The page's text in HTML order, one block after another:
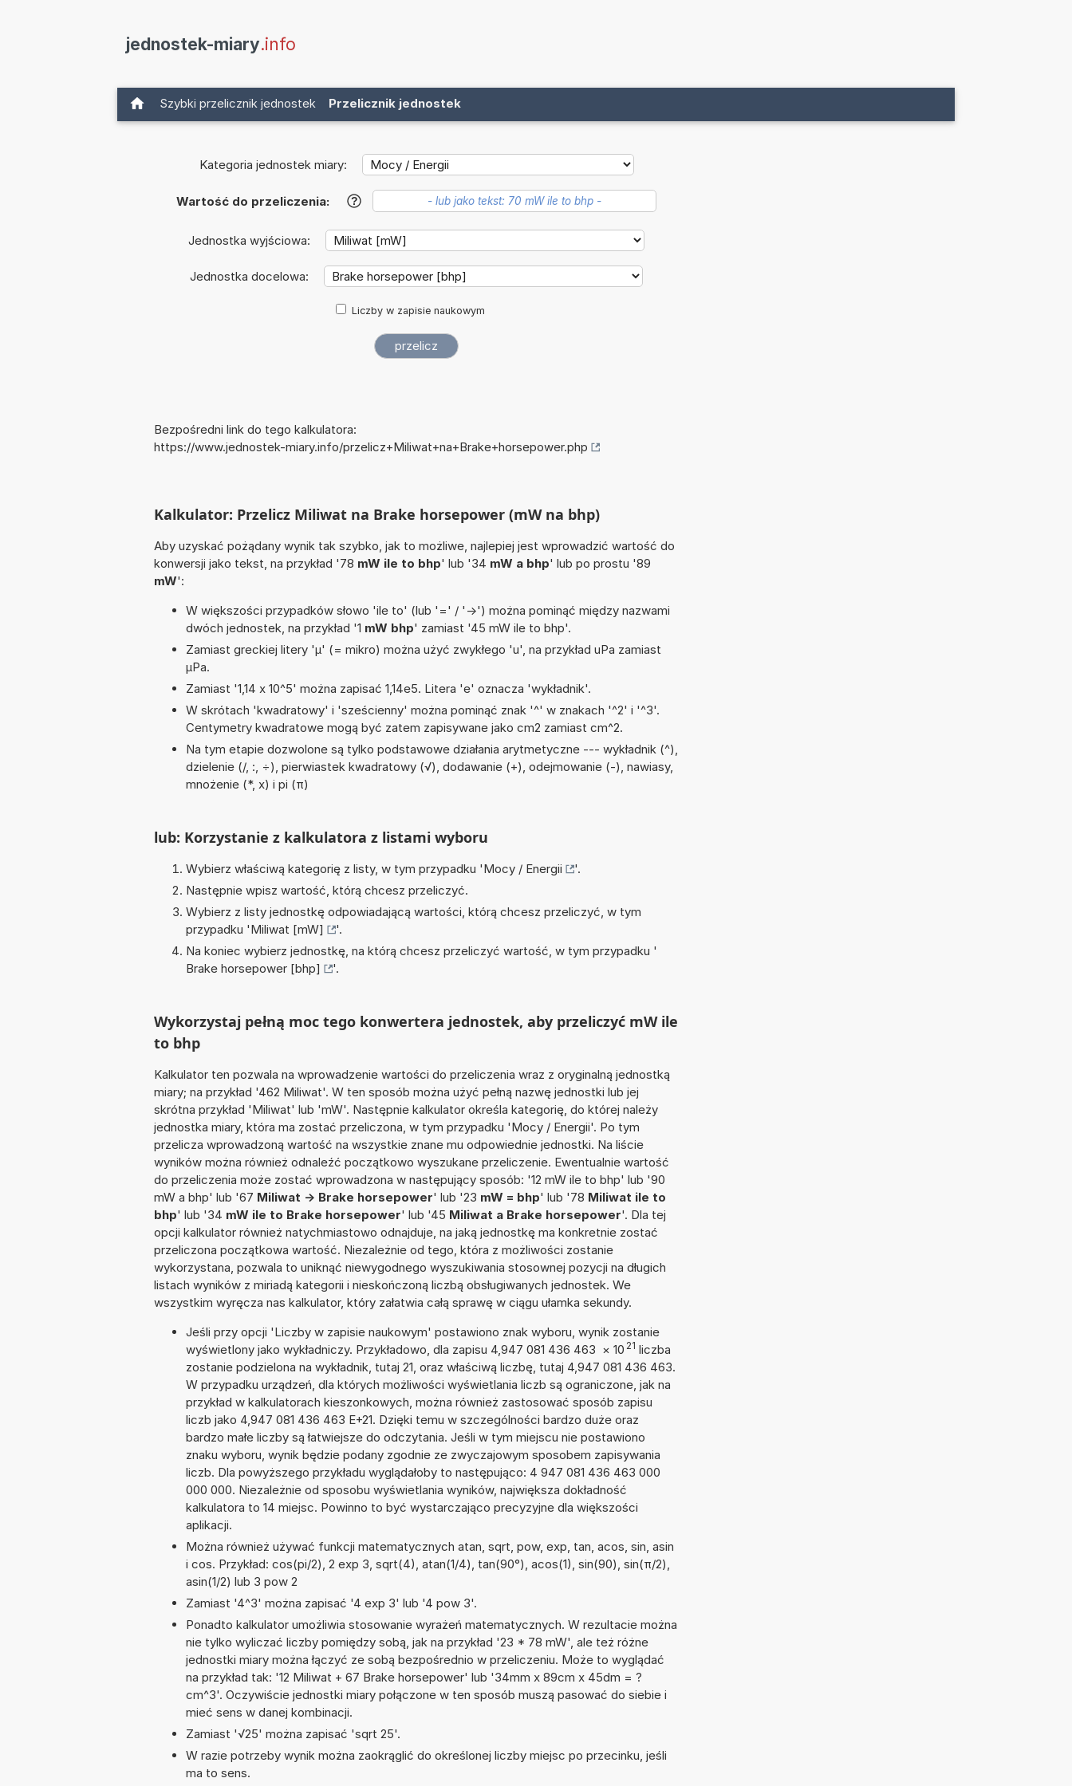
jednostek-miary.info
Szybki przelicznik jednostek Przelicznik jednostek
Kategoria jednostek miary:
Wartość do przeliczenia: ?
Jednostka wyjściowa:
Jednostka docelowa:
Liczby w zapisie naukowym
Bezpośredni link do tego kalkulatora:
https://www.jednostek-miary.info/przelicz+Miliwat+na+Brake+horsepower.php
Kalkulator: Przelicz Miliwat na Brake horsepower (mW na bhp)
Aby uzyskać pożądany wynik tak szybko, jak to możliwe, najlepiej jest wprowadzić wartość do
konwersji jako tekst, na przykład '78 mW ile to bhp' lub '34 mW a bhp' lub po prostu '89
mW':
W większości przypadków słowo 'ile to' (lub '=' / '->') można pominąć między nazwami
dwóch jednostek, na przykład '1 mW bhp' zamiast '45 mW ile to bhp'.
Zamiast greckiej litery 'µ' (= mikro) można użyć zwykłego 'u', na przykład uPa zamiast
µPa.
Zamiast '1,14 x 10^5' można zapisać 1,14e5. Litera 'e' oznacza 'wykładnik'.
W skrótach 'kwadratowy' i 'sześcienny' można pominąć znak '^' w znakach '^2' i '^3'.
Centymetry kwadratowe mogą być zatem zapisywane jako cm2 zamiast cm^2.
Na tym etapie dozwolone są tylko podstawowe działania arytmetyczne --- wykładnik (^),
dzielenie (/, :, ÷), pierwiastek kwadratowy (√), dodawanie (+), odejmowanie (-), nawiasy,
mnożenie (*, x) i pi (π)
lub: Korzystanie z kalkulatora z listami wyboru
Wybierz właściwą kategorię z listy, w tym przypadku 'Mocy / Energii
'.
Następnie wpisz wartość, którą chcesz przeliczyć.
Wybierz z listy jednostkę odpowiadającą wartości, którą chcesz przeliczyć, w tym
przypadku 'Miliwat [mW]
'.
Na koniec wybierz jednostkę, na którą chcesz przeliczyć wartość, w tym przypadku '
Brake horsepower [bhp]
'.
Wykorzystaj pełną moc tego konwertera jednostek, aby przeliczyć mW ile
to bhp
Kalkulator ten pozwala na wprowadzenie wartości do przeliczenia wraz z oryginalną jednostką
miary; na przykład '462 Miliwat'. W ten sposób można użyć pełną nazwę jednostki lub jej
skrótna przykład 'Miliwat' lub 'mW'. Następnie kalkulator określa kategorię, do której należy
jednostka miary, która ma zostać przeliczona, w tym przypadku 'Mocy / Energii'. Po tym
przelicza wprowadzoną wartość na wszystkie znane mu odpowiednie jednostki. Na liście
wyników można również odnaleźć początkowo wyszukane przeliczenie. Ewentualnie wartość
do przeliczenia może zostać wprowadzona w następujący sposób: '12 mW ile to bhp' lub '90
mW a bhp' lub '67 Miliwat -> Brake horsepower' lub '23 mW = bhp' lub '78 Miliwat ile to
bhp' lub '34 mW ile to Brake horsepower' lub '45 Miliwat a Brake horsepower'. Dla tej
opcji kalkulator również natychmiastowo odnajduje, na jaką jednostkę ma konkretnie zostać
przeliczona początkowa wartość. Niezależnie od tego, która z możliwości zostanie
wykorzystana, pozwala to uniknąć niewygodnego wyszukiwania stosownej pozycji na długich
listach wyników z miriadą kategorii i nieskończoną liczbą obsługiwanych jednostek. We
wszystkim wyręcza nas kalkulator, który załatwia całą sprawę w ciągu ułamka sekundy.
Jeśli przy opcji 'Liczby w zapisie naukowym' postawiono znak wyboru, wynik zostanie
wyświetlony jako wykładniczy. Przykładowo, dla zapisu 4,947 081 436 463 × 10 21 liczba
zostanie podzielona na wykładnik, tutaj 21, oraz właściwą liczbę, tutaj 4,947 081 436 463.
W przypadku urządzeń, dla których możliwości wyświetlania liczb są ograniczone, jak na
przykład w kalkulatorach kieszonkowych, można również zastosować sposób zapisu
liczb jako 4,947 081 436 463 E+21. Dzięki temu w szczególności bardzo duże oraz
bardzo małe liczby są łatwiejsze do odczytania. Jeśli w tym miejscu nie postawiono
znaku wyboru, wynik będzie podany zgodnie ze zwyczajowym sposobem zapisywania
liczb. Dla powyższego przykładu wyglądałoby to następująco: 4 947 081 436 463 000
000 000. Niezależnie od sposobu wyświetlania wyników, największa dokładność
kalkulatora to 14 miejsc. Powinno to być wystarczająco precyzyjne dla większości
aplikacji.
Można również używać funkcji matematycznych atan, sqrt, pow, exp, tan, acos, sin, asin
i cos. Przykład: cos(pi/2), 2 exp 3, sqrt(4), atan(1/4), tan(90°), acos(1), sin(90), sin(π/2),
asin(1/2) lub 3 pow 2
Zamiast '4^3' można zapisać '4 exp 3' lub '4 pow 3'.
Ponadto kalkulator umożliwia stosowanie wyrażeń matematycznych. W rezultacie można
nie tylko wyliczać liczby pomiędzy sobą, jak na przykład '23 * 78 mW', ale też różne
jednostki miary można łączyć ze sobą bezpośrednio w przeliczeniu. Może to wyglądać
na przykład tak: '12 Miliwat + 67 Brake horsepower' lub '34mm x 89cm x 45dm = ?
cm^3'. Oczywiście jednostki miary połączone w ten sposób muszą pasować do siebie i
mieć sens w danej kombinacji.
Zamiast '√25' można zapisać 'sqrt 25'.
W razie potrzeby wynik można zaokrąglić do określonej liczby miejsc po przecinku, jeśli
ma to sens.